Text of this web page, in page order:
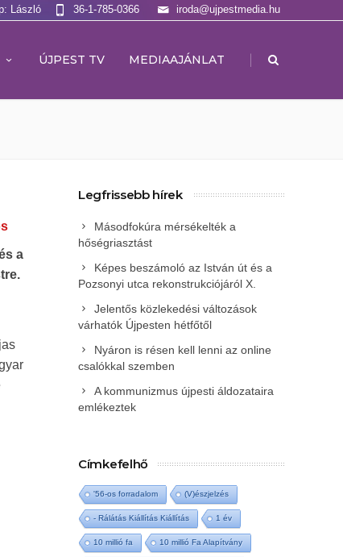
László iroda@ujpestmedia.hu
36-1-785-0366
ÚJPEST TV MEDIAAJÁNLAT |
a
Legfrissebb hírek
Másodfokúra mérsékelték a
hőségriasztást
Képes beszámoló az István út és a
Pozsonyi utca rekonstrukciójáról X.
Jelentős közlekedési változások
várhatók Újpesten hétfőtől
Nyáron is résen kell lenni az online
csalókkal szemben
A kommunizmus újpesti áldozataira
emlékeztek
Címkefelhő
'56-os forradalom (V)észjelzés
- Rálátás Kiállítás Kiállítás 1 év
10 millió fa 10 millió Fa Alapítvány